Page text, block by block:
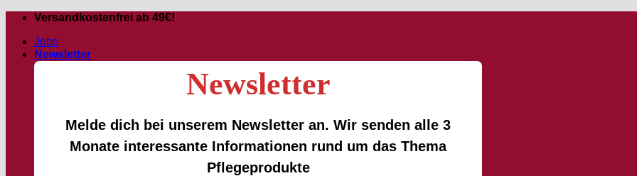
Passer
contenu
Versandkostenfrei ab 49€!
Jobs
Newsletter
Newsletter
Melde dich bei unserem Newsletter an. Wir senden alle 3
Monate interessante Informationen rund um das Thema
Pflegeprodukte